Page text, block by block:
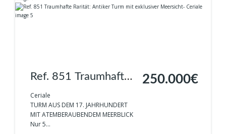
Ref. 851 Traumhafte
Rarität: Antiker Turm
mit exklusiver
Meersicht- Ceriale
Ceriale
TURM AUS DEM 17. JAHRHUNDERT
MIT ATEMBERAUBENDEM MEERBLICK
Nur 5...
250.000€